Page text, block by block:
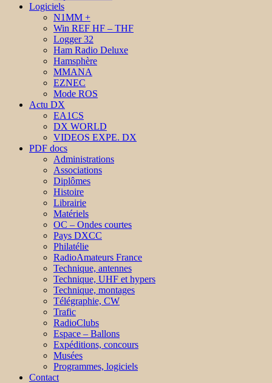
Logiciels
N1MM +
Win REF HF – THF
Logger 32
Ham Radio Deluxe
Hamsphère
MMANA
EZNEC
Mode ROS
Actu DX
EA1CS
DX WORLD
VIDEOS EXPE. DX
PDF docs
Administrations
Associations
Diplômes
Histoire
Librairie
Matériels
OC – Ondes courtes
Pays DXCC
Philatélie
RadioAmateurs France
Technique, antennes
Technique, UHF et hypers
Technique, montages
Télégraphie, CW
Trafic
RadioClubs
Espace – Ballons
Expéditions, concours
Musées
Programmes, logiciels
Contact